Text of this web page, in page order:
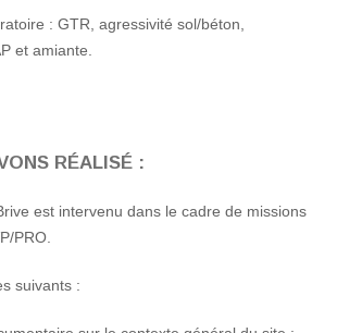
: GTR, agressivité sol/béton,
et amiante.
RÉALISÉ :
est intervenu dans le cadre de missions
PRO.
suivants :